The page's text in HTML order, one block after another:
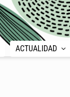
ACTUALIDAD